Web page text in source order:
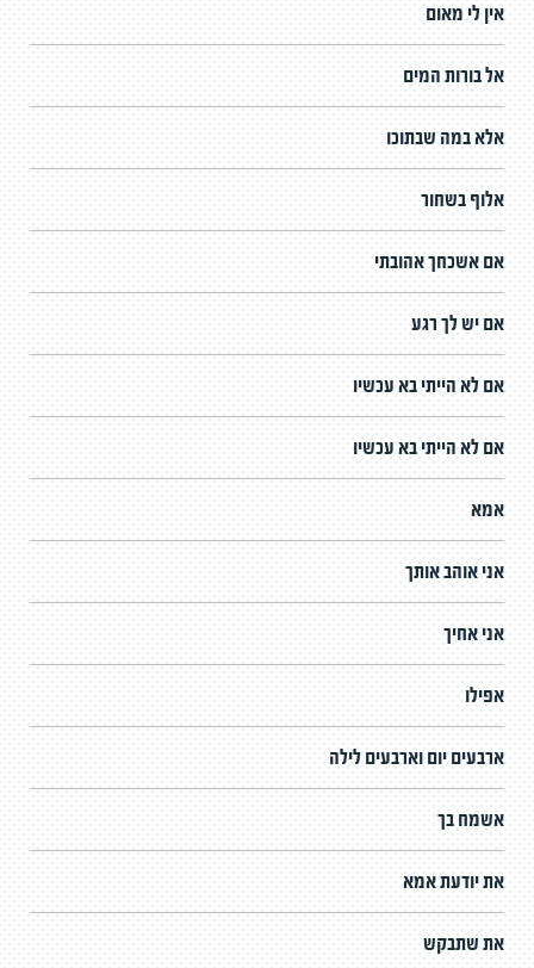
אין לי מאום
אל בורות המים
אלא במה שבתוכו
אלוף בשחור
אם אשכחך אהובתי
אם יש לך רגע
אם לא הייתי בא עכשיו
אם לא הייתי בא עכשיו
אמא
אני אוהב אותך
אני אחיך
אפילו
ארבעים יום וארבעים לילה
אשמח בך
את יודעת אמא
את שתבקש